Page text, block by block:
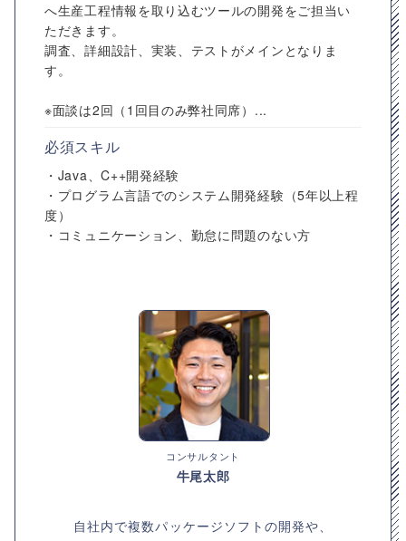
へ生産工程情報を取り込むツールの開発をご担当い
ただきます。
調査、詳細設計、実装、テストがメインとなりま
す。
※面談は2回（1回目のみ弊社同席）...
必須スキル
・Java、C++開発経験
・プログラム言語でのシステム開発経験（5年以上程
度）
・コミュニケーション、勤怠に問題のない方
コンサルタント
牛尾太郎
自社内で複数パッケージソフトの開発や、